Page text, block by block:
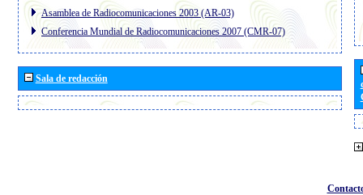
Asamblea de Radiocomunicaciones 2003 (AR-03)
Conferencia Mundial de Radiocomunicaciones 2007 (CMR-07)
Sala de redacción